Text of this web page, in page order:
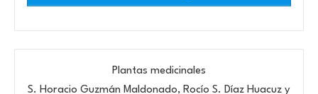
Plantas medicinales
S. Horacio Guzmán Maldonado, Rocío S. Díaz Huacuz y